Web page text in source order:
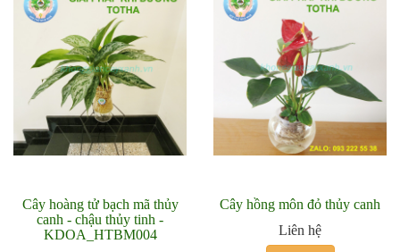
Cây hoàng tử bạch mã thủy
canh - chậu thủy tinh -
KDOA_HTBM004
Cây hồng môn đỏ thủy canh
Liên hệ